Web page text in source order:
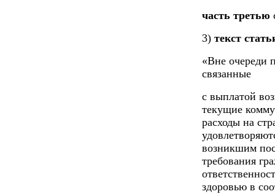
часть третью
3) текст
«Вне очереди
связанные
с выплатой
текущие
расходы на
возникшим
требования
здоровью в